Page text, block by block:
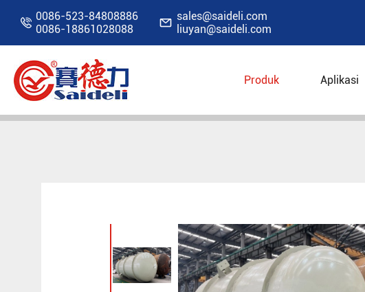
 0086-523-84808886
0086-18861028088
 sales@saideli.com
liuyan@saideli.com
Produk Aplikasi
Rumah Produk